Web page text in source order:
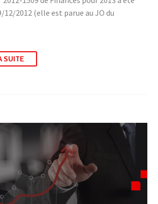
2012 (elle est parue au JO du
SUITE